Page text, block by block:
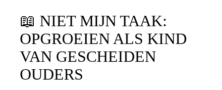
📖 NIET MIJN TAAK:
OPGROEIEN ALS KIND
VAN GESCHEIDEN
OUDERS